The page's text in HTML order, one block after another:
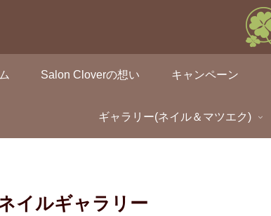
Salon Cloverの想い キャンペーン
ギャラリー(ネイル＆マツエク)
イルギャラリー